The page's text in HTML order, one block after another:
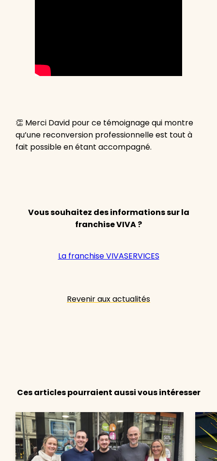
👏 Merci David pour ce témoignage qui montre
qu’une reconversion professionnelle est tout à
fait possible en étant accompagné.
Vous souhaitez des informations sur la
franchise VIVA ?
La franchise VIVASERVICES
Revenir aux actualités
Ces articles pourraient aussi vous intéresser